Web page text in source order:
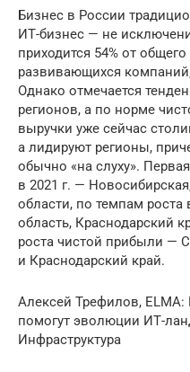
Бизнес в России
ИТ-бизнес — не
приходится 54% от
развивающихся
Однако отмечается
регионов, а по норме
выручки уже сейчас
а лидируют регионы,
обычно «на слуху».
в 2021 г. —
области, по темпам
область, Краснодарский
роста чистой прибыли —
и Краснодарский край.
Алексей Трефилов,
помогут эволюции ИТ-
Инфраструктура